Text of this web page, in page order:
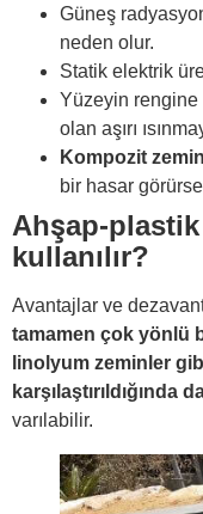
Güneş
neden olur.
Statik elektrik
Yüzeyin rengine
olan aşırı
Kompozit
bir hasar
Ahşap-
kullanılır?
Avantajlar ve
tamamen çok yönlü
linolyum zeminler
karşılaştırıldığında
varılabilir.